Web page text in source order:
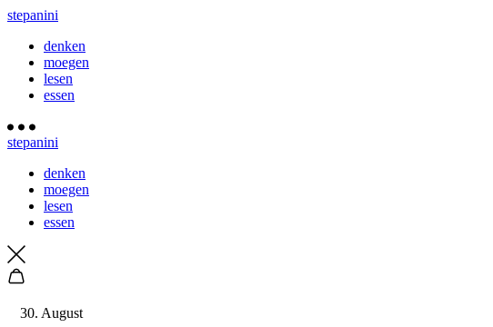
stepanini
denken
moegen
lesen
essen
stepanini
denken
moegen
lesen
essen
30. August